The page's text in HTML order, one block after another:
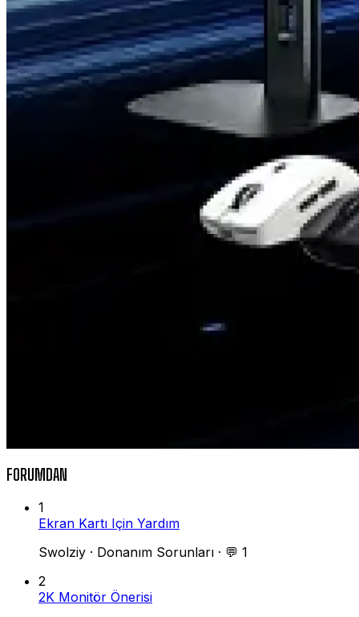
FORUMDAN
1
Ekran Kartı Için Yardım
Swolziy · Donanım Sorunları · 💬 1
2
2K Monitör Önerisi